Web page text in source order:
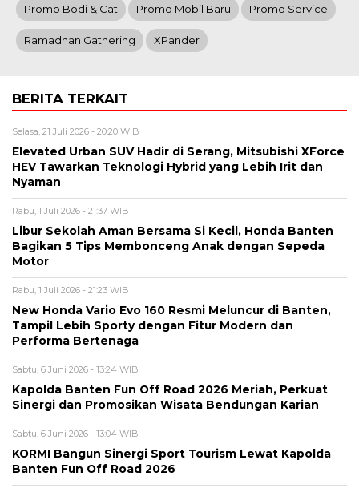
Promo Bodi & Cat Promo Mobil Baru Promo Service
Ramadhan Gathering XPander
BERITA TERKAIT
Selasa, 21 Juli 2026 - 20:20 WIB
Elevated Urban SUV Hadir di Serang, Mitsubishi XForce
HEV Tawarkan Teknologi Hybrid yang Lebih Irit dan
Nyaman
Rabu, 1 Juli 2026 - 21:37 WIB
Libur Sekolah Aman Bersama Si Kecil, Honda Banten
Bagikan 5 Tips Membonceng Anak dengan Sepeda
Motor
Rabu, 1 Juli 2026 - 21:23 WIB
New Honda Vario Evo 160 Resmi Meluncur di Banten,
Tampil Lebih Sporty dengan Fitur Modern dan
Performa Bertenaga
Sabtu, 6 Juni 2026 - 13:24 WIB
Kapolda Banten Fun Off Road 2026 Meriah, Perkuat
Sinergi dan Promosikan Wisata Bendungan Karian
Sabtu, 6 Juni 2026 - 13:04 WIB
KORMI Bangun Sinergi Sport Tourism Lewat Kapolda
Banten Fun Off Road 2026